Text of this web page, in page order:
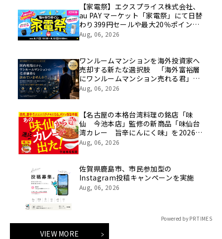
像を公開！
【家電祭】エクスプライス株式会社、
au PAY マーケット「家電祭」にて日替
わり399円セールや最大20％ポイント
還元などお得なキャンペーンを
Aug, 06, 2026
ワンルームマンションを海外投資家へ
売却する新たな選択肢 「海外富裕層
にワンルームマンション売れる君」サ
ービス開始
Aug, 06, 2026
【名古屋の本格台湾料理の銘店「味
仙 今池本店」監修の新商品「味仙台
湾カレー 旨辛にんにく味」を2026年
8月3日に発売！】
Aug, 06, 2026
佐賀県鹿島市、市民参加型の
Instagram投稿キャンペーンを実施
Aug, 06, 2026
Powered by PR TIMES
VIEW MORE